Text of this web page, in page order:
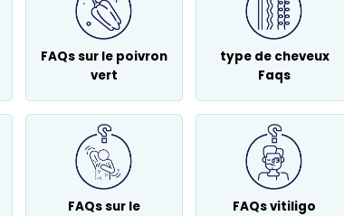
FAQs sur le poivron
vert
type de cheveux
Faqs
FAQs sur le
FAQs vitiligo